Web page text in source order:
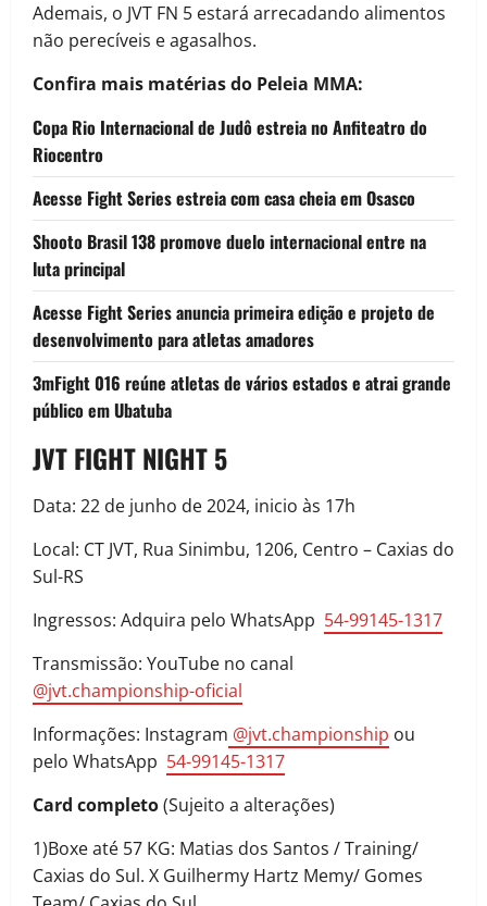
Ademais, o JVT FN 5 estará arrecadando alimentos
não perecíveis e agasalhos.
Confira mais matérias do Peleia MMA:
Copa Rio Internacional de Judô estreia no Anfiteatro do
Riocentro
Acesse Fight Series estreia com casa cheia em Osasco
Shooto Brasil 138 promove duelo internacional entre na
luta principal
Acesse Fight Series anuncia primeira edição e projeto de
desenvolvimento para atletas amadores
3mFight 016 reúne atletas de vários estados e atrai grande
público em Ubatuba
JVT FIGHT NIGHT 5
Data: 22 de junho de 2024, inicio às 17h
Local: CT JVT, Rua Sinimbu, 1206, Centro – Caxias do
Sul-RS
Ingressos: Adquira pelo WhatsApp 54-99145-1317
Transmissão: YouTube no canal
@jvt.championship-oficial
Informações: Instagram @jvt.championship ou
pelo WhatsApp 54-99145-1317
Card completo(Sujeito a alterações)
1)Boxe até 57 KG: Matias dos Santos / Training/
Caxias do Sul. X Guilhermy Hartz Memy/ Gomes